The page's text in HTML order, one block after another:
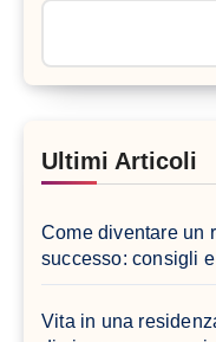
Ultimi Articoli
Come diventare un
successo: consigli
Vita in una